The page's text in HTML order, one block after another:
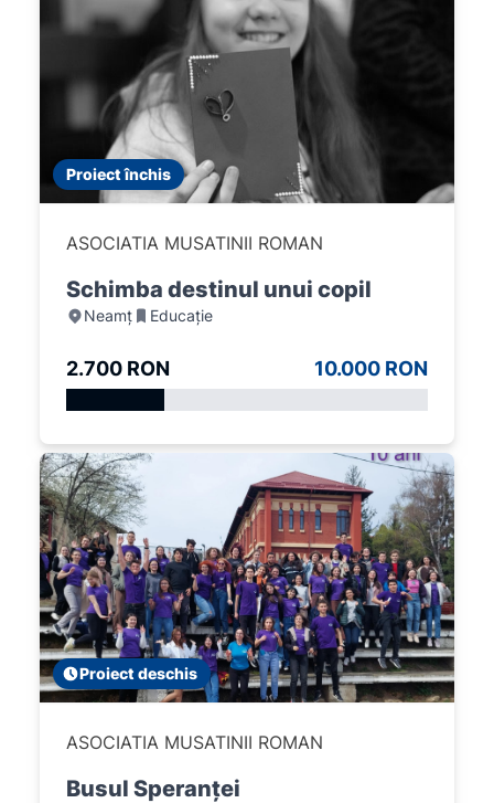
Proiect închis
ASOCIATIA MUSATINII ROMAN
Schimba destinul unui copil
Neamț Educație
2.700 RON 10.000 RON
Proiect deschis
ASOCIATIA MUSATINII ROMAN
Busul Speranței